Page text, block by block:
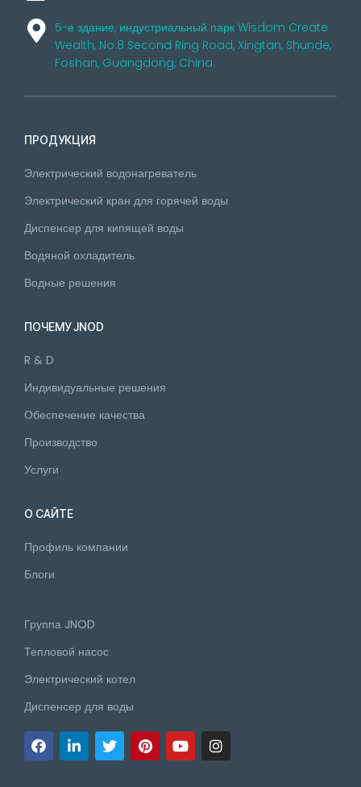
5-е здание, индустриальный парк Wisdom Create
Wealth, No.8 Second Ring Road, Xingtan, Shunde,
Foshan, Guangdong, China.
ПРОДУКЦИЯ
Электрический водонагреватель
Электрический кран для горячей воды
Диспенсер для кипящей воды
Водяной охладитель
Водные решения
ПОЧЕМУ JNOD
R & D
Индивидуальные решения
Обеспечение качества
Производство
Услуги
О САЙТЕ
Профиль компании
Блоги
Группа JNOD
Тепловой насос
Электрический котел
Диспенсер для воды